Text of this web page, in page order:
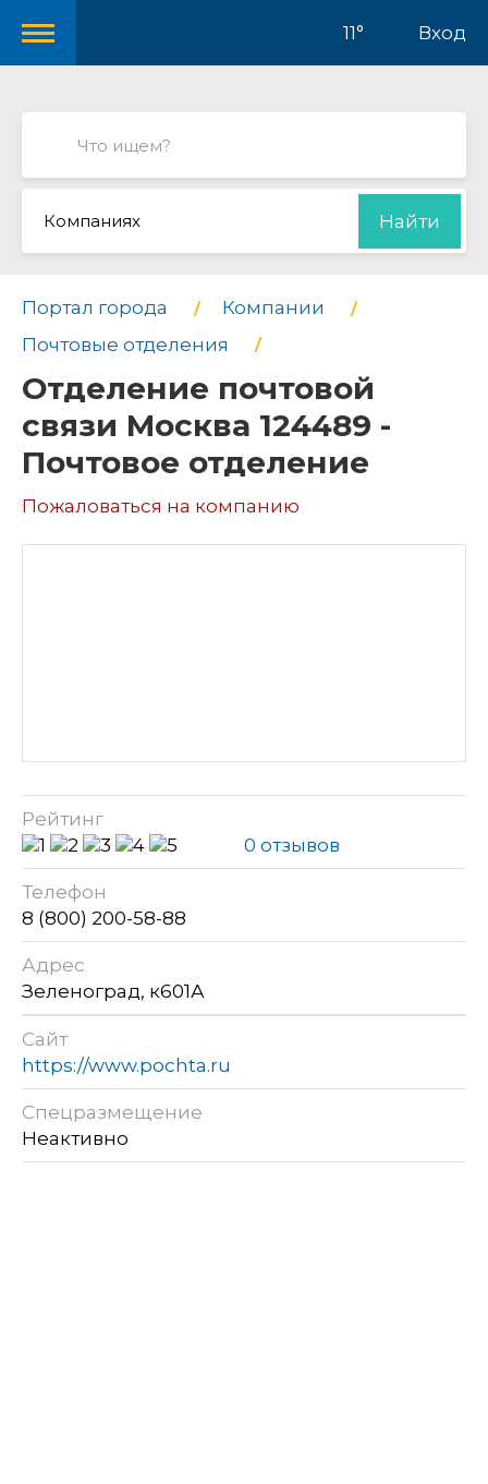
11° Вход
Компаниях Найти
Портал города
Компании
Почтовые отделения
Отделение почтовой
связи Москва 124489 -
Почтовое отделение
Пожаловаться на компанию
Рейтинг
0 отзывов
Телефон
8 (800) 200-58-88
Адрес
Зеленоград, к601А
Сайт
https://www.pochta.ru
Спецразмещение
Неактивно